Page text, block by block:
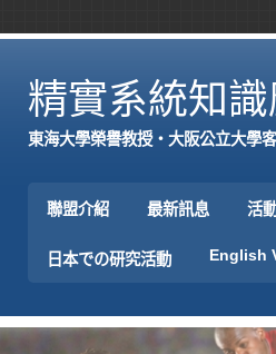
精實系統知
東海大學榮譽教授‧大阪公立大學
聯盟介紹 最新訊息 活
日本での研究活動 English